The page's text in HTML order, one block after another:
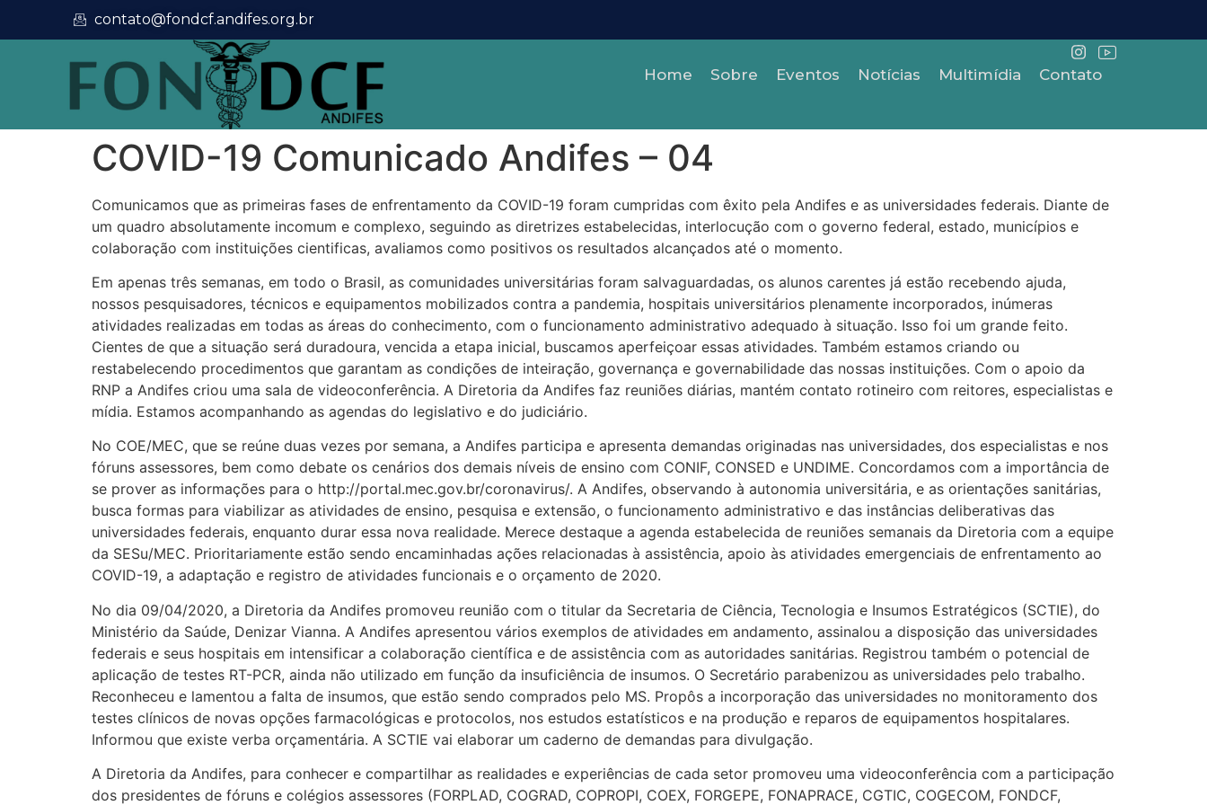
contato@fondcf.andifes.org.br
Home Sobre Eventos Notícias Multimídia Contato
COVID-19 Comunicado Andifes – 04
Comunicamos que as primeiras fases de enfrentamento da COVID-19 foram cumpridas com êxito pela Andifes e as universidades federais. Diante de
um quadro absolutamente incomum e complexo, seguindo as diretrizes estabelecidas, interlocução com o governo federal, estado, municípios e
colaboração com instituições cientificas, avaliamos como positivos os resultados alcançados até o momento.
Em apenas três semanas, em todo o Brasil, as comunidades universitárias foram salvaguardadas, os alunos carentes já estão recebendo ajuda,
nossos pesquisadores, técnicos e equipamentos mobilizados contra a pandemia, hospitais universitários plenamente incorporados, inúmeras
atividades realizadas em todas as áreas do conhecimento, com o funcionamento administrativo adequado à situação. Isso foi um grande feito.
Cientes de que a situação será duradoura, vencida a etapa inicial, buscamos aperfeiçoar essas atividades. Também estamos criando ou
restabelecendo procedimentos que garantam as condições de inteiração, governança e governabilidade das nossas instituições. Com o apoio da
RNP a Andifes criou uma sala de videoconferência. A Diretoria da Andifes faz reuniões diárias, mantém contato rotineiro com reitores, especialistas e
mídia. Estamos acompanhando as agendas do legislativo e do judiciário.
No COE/MEC, que se reúne duas vezes por semana, a Andifes participa e apresenta demandas originadas nas universidades, dos especialistas e nos
fóruns assessores, bem como debate os cenários dos demais níveis de ensino com CONIF, CONSED e UNDIME. Concordamos com a importância de
se prover as informações para o http://portal.mec.gov.br/coronavirus/. A Andifes, observando à autonomia universitária, e as orientações sanitárias,
busca formas para viabilizar as atividades de ensino, pesquisa e extensão, o funcionamento administrativo e das instâncias deliberativas das
universidades federais, enquanto durar essa nova realidade. Merece destaque a agenda estabelecida de reuniões semanais da Diretoria com a equipe
da SESu/MEC. Prioritariamente estão sendo encaminhadas ações relacionadas à assistência, apoio às atividades emergenciais de enfrentamento ao
COVID-19, a adaptação e registro de atividades funcionais e o orçamento de 2020.
No dia 09/04/2020, a Diretoria da Andifes promoveu reunião com o titular da Secretaria de Ciência, Tecnologia e Insumos Estratégicos (SCTIE), do
Ministério da Saúde, Denizar Vianna. A Andifes apresentou vários exemplos de atividades em andamento, assinalou a disposição das universidades
federais e seus hospitais em intensificar a colaboração científica e de assistência com as autoridades sanitárias. Registrou também o potencial de
aplicação de testes RT-PCR, ainda não utilizado em função da insuficiência de insumos. O Secretário parabenizou as universidades pelo trabalho.
Reconheceu e lamentou a falta de insumos, que estão sendo comprados pelo MS. Propôs a incorporação das universidades no monitoramento dos
testes clínicos de novas opções farmacológicas e protocolos, nos estudos estatísticos e na produção e reparos de equipamentos hospitalares.
Informou que existe verba orçamentária. A SCTIE vai elaborar um caderno de demandas para divulgação.
A Diretoria da Andifes, para conhecer e compartilhar as realidades e experiências de cada setor promoveu uma videoconferência com a participação
dos presidentes de fóruns e colégios assessores (FORPLAD, COGRAD, COPROPI, COEX, FORGEPE, FONAPRACE, CGTIC, COGECOM, FONDCF,